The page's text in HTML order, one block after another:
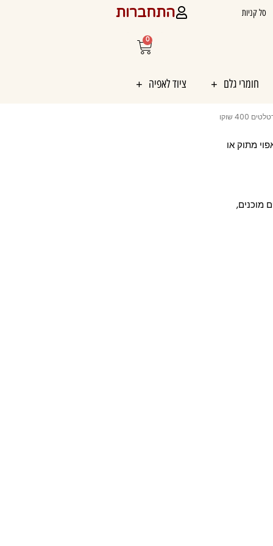
סל קניות התחברות
0
עגלת
קניות
חומרי גלם ציוד לאפיה
400 שוקו
אפוי מתוק או
מוכנים,